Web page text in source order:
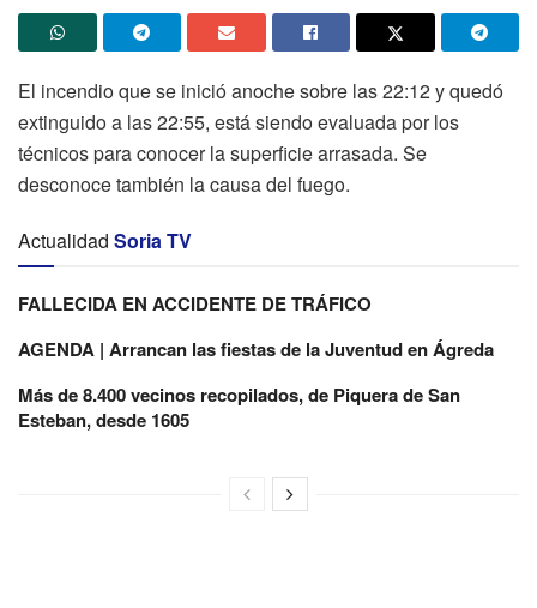
El incendio que se inició anoche sobre las 22:12 y quedó
extinguido a las 22:55, está siendo evaluada por los
técnicos para conocer la superficie arrasada. Se
desconoce también la causa del fuego.
Actualidad Soria TV
FALLECIDA EN ACCIDENTE DE TRÁFICO
AGENDA | Arrancan las fiestas de la Juventud en Ágreda
Más de 8.400 vecinos recopilados, de Piquera de San
Esteban, desde 1605